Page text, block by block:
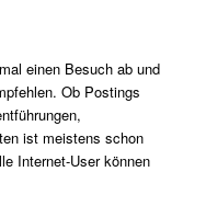
einen Besuch ab und
Ob Postings
ist meistens schon
Internet-User können